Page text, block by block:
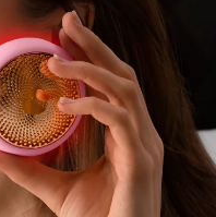
I miei dispositivi
I miei ordini
I miei indirizzi
I miei abbonamenti
Español
Português
Русский
繁體中文